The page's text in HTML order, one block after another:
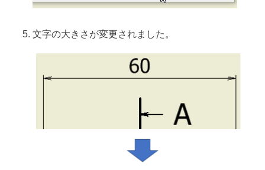
文字の大きさが変更されました。